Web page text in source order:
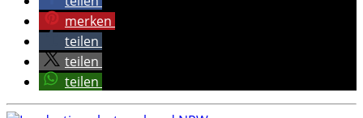
merken
teilen
teilen
teilen